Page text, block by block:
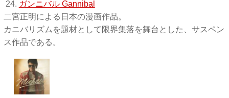
24. ガンニバル Gannibal
二宮正明による日本の漫画作品。
カニバリズムを題材として限界集落を舞台とした、サスペン
ス作品である。